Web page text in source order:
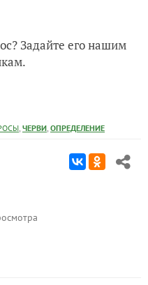
Задайте его нашим
, ЧЕРВИ, ОПРЕДЕЛЕНИЕ